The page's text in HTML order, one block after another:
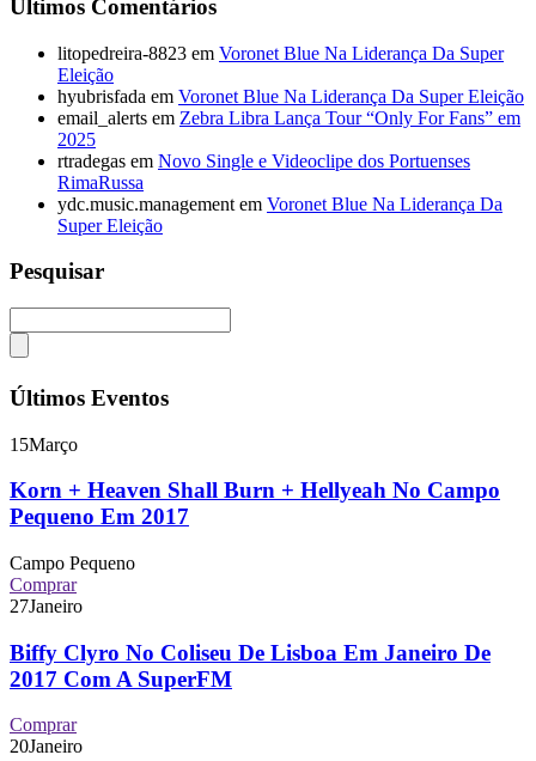
Últimos Comentários
litopedreira-8823 em Voronet Blue Na Liderança Da Super
Eleição
hyubrisfada em Voronet Blue Na Liderança Da Super Eleição
email_alerts em Zebra Libra Lança Tour “Only For Fans” em
2025
rtradegas em Novo Single e Videoclipe dos Portuenses
RimaRussa
ydc.music.management em Voronet Blue Na Liderança Da
Super Eleição
Pesquisar
Últimos Eventos
15Março
Korn + Heaven Shall Burn + Hellyeah No Campo
Pequeno Em 2017
Campo Pequeno
Comprar
27Janeiro
Biffy Clyro No Coliseu De Lisboa Em Janeiro De
2017 Com A SuperFM
Comprar
20Janeiro